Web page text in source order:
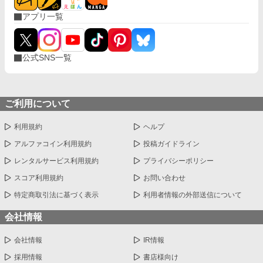
アプリ一覧
公式SNS一覧
ご利用について
利用規約 ヘルプ
アルファコイン利用規約 投稿ガイドライン
レンタルサービス利用規約 プライバシーポリシー
スコア利用規約 お問い合わせ
特定商取引法に基づく表示 利用者情報の外部送信について
会社情報
会社情報 IR情報
採用情報 書店様向け